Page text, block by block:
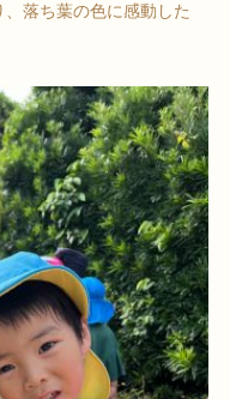
落ち葉の色に感動した